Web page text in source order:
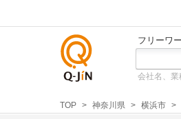
しの求
人サイ
フリーワ
会社名、
TOP 神奈川県 横浜市